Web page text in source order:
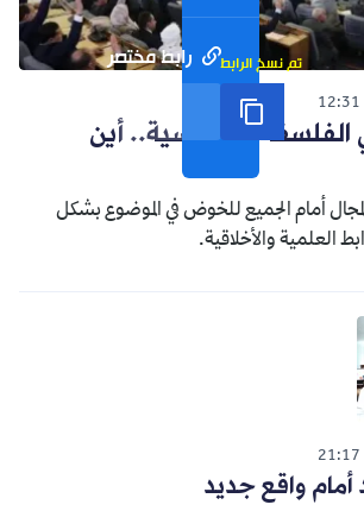
رابط مختصر تم نسخ الرابط
12:31
الفلسفة والفرنسية.. أين
أمام الجميع للخوض في الموضوع بشكل
العلمية والأخلاقية.
21:17
أمام واقع جديد